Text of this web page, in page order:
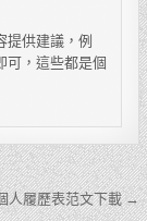
供建議，例
可，這些都是個
人履歷表范文下載 →